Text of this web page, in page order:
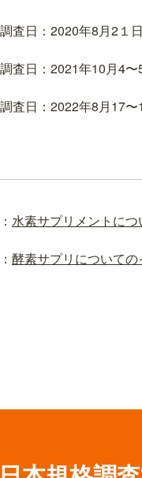
査日：2020年8月2１
査日：2021年10月4〜
査日：2022年8月17〜
水素サプリメントに
酵素サプリについて